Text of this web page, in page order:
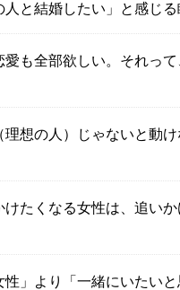
人と結婚したい」と感じる
愛も全部欲しい。それっ
理想の人）じゃないと動
けたくなる女性は、追いか
性」より「一緒にいたいと